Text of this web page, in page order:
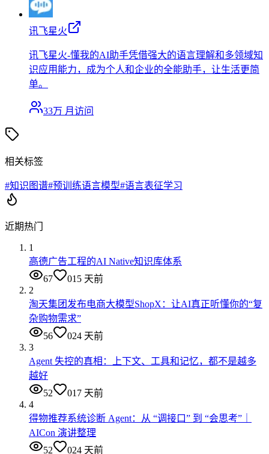
讯飞星火
讯飞星火-懂我的AI助手凭借强大的语言理解和多领域知
识应用能力，成为个人和企业的全能助手，让生活更简
单。
33万 月访问
相关标签
#知识图谱#预训练语言模型#语言表征学习
近期热门
1
高德广告工程的AI Native知识库体系
67
015 天前
2
淘天集团发布电商大模型ShopX：让AI真正听懂你的“复
杂购物需求”
56
024 天前
3
Agent 失控的真相：上下文、工具和记忆，都不是越多
越好
52
017 天前
4
得物推荐系统诊断 Agent：从 “调接口” 到 “会思考”｜
AICon 演讲整理
52
024 天前